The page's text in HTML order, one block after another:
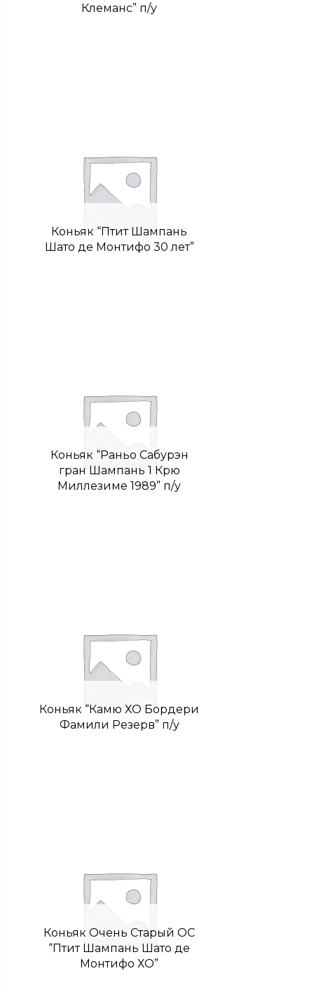
Клеманс” п/у
Коньяк “Птит Шампань
Шато де Монтифо 30 лет”
Коньяк “Раньо Сабурэн
гран Шампань 1 Крю
Миллезиме 1989” п/у
Коньяк “Камю ХО Бордери
Фамили Резерв” п/у
Коньяк Очень Старый ОС
“Птит Шампань Шато де
Монтифо ХО”